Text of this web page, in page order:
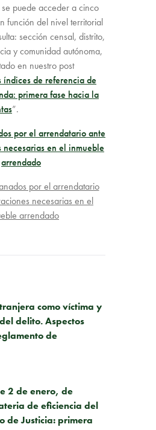
puede acceder a cinco
función del nivel territorial
sección censal, distrito,
y comunidad autónoma,
en nuestro post
índices de referencia de
primera fase hacia la
”.
por el arrendatario ante
necesarias en el inmueble
arrendado
como víctima y
delito. Aspectos
de
2 de enero, de
de eficiencia del
de Justicia: primera